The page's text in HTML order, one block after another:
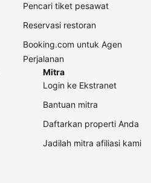
Pencari tiket pesawat
Reservasi restoran
Booking.com untuk Agen
Perjalanan
Mitra
Login ke Ekstranet
Bantuan mitra
Daftarkan properti Anda
Jadilah mitra afiliasi kami